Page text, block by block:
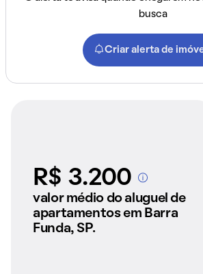
busca
Criar alerta de
R$ 3.200A partir dos imóveis
anunciados pelo
QuintoAndar
valor médio do aluguel de
apartamentos em Barra
Funda, SP.